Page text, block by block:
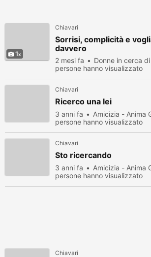
1
Chiavari
Sorrisi, complicità e
davvero
2 mesi fa Donne in cerca
persone hanno visualizzato
Chiavari
Ricerco una lei
3 anni fa Amicizia - Anima
persone hanno visualizzato
Chiavari
Sto ricercando
3 anni fa Amicizia - Anima
persone hanno visualizzato
Chiavari